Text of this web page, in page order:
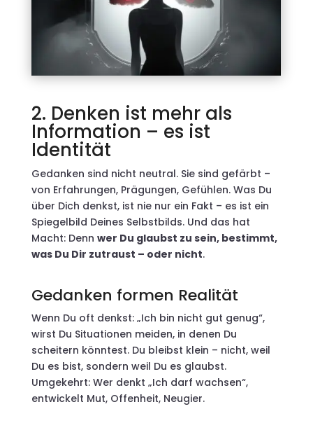
2. Denken ist mehr als
Information – es ist
Identität
Gedanken sind nicht neutral. Sie sind gefärbt –
von Erfahrungen, Prägungen, Gefühlen. Was Du
über Dich denkst, ist nie nur ein Fakt – es ist ein
Spiegelbild Deines Selbstbilds. Und das hat
Macht: Denn wer Du glaubst zu sein, bestimmt,
was Du Dir zutraust – oder nicht.
Gedanken formen Realität
Wenn Du oft denkst: „Ich bin nicht gut genug“,
wirst Du Situationen meiden, in denen Du
scheitern könntest. Du bleibst klein – nicht, weil
Du es bist, sondern weil Du es glaubst.
Umgekehrt: Wer denkt „Ich darf wachsen“,
entwickelt Mut, Offenheit, Neugier.